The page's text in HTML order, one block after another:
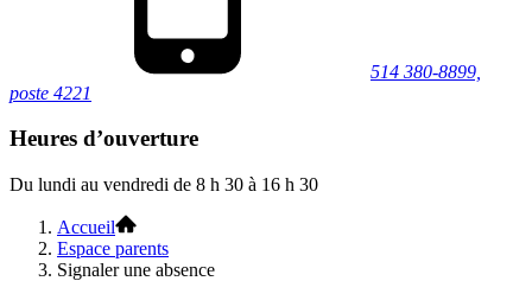
514 380-8899,
poste 4221
Heures d’ouverture
Du lundi au vendredi de 8 h 30 à 16 h 30
Accueil
Espace parents
Signaler une absence